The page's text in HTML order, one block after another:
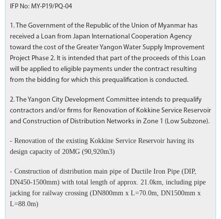
IFP No: MY-P19/PQ-04
1. The Government of the Republic of the Union of Myanmar has
received a Loan from Japan International Cooperation Agency
toward the cost of the Greater Yangon Water Supply Improvement
Project Phase 2. It is intended that part of the proceeds of this Loan
will be applied to eligible payments under the contract resulting
from the bidding for which this prequalification is conducted.
2. The Yangon City Development Committee intends to prequalify
contractors and/or firms for Renovation of Kokkine Service Reservoir
and Construction of Distribution Networks in Zone 1 (Low Subzone).
- Renovation of the existing Kokkine Service Reservoir having its
design capacity of 20MG (90,920m3)
- Construction of distribution main pipe of Ductile Iron Pipe (DIP,
DN450-1500mm) with total length of approx. 21.0km, including pipe
jacking for railway crossing (DN800mm x L=70.0m, DN1500mm x
L=88.0m)